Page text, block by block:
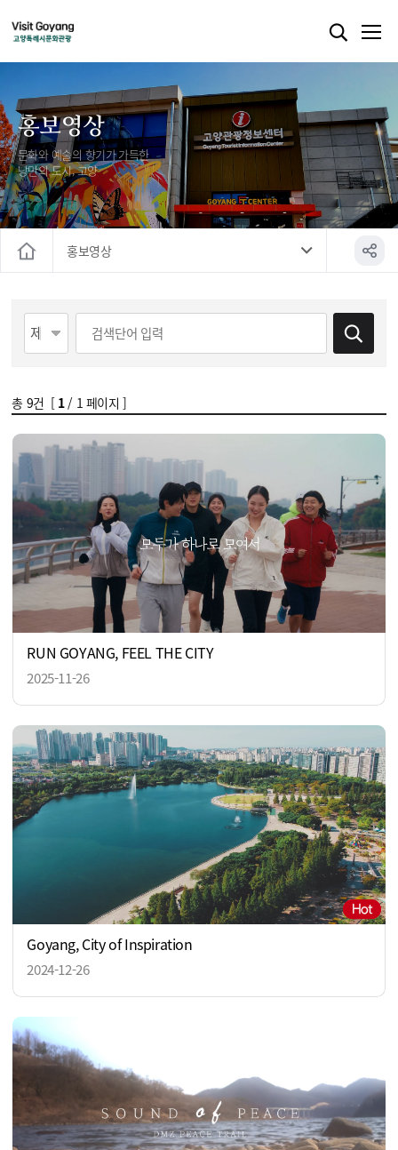
홍보영상
문화와 예술의 향기가 가득한
낭만의 도시, 고양
홍보영상
총 9건 [ 1/ 1 페이지 ]
RUN GOYANG, FEEL THE CITY
2025-11-26
Goyang, City of Inspiration
2024-12-26